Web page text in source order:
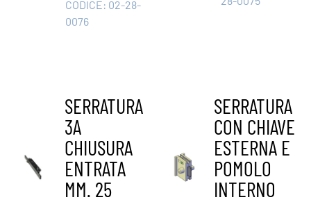
CODICE: 02-28-
0076
SERRATURA
3A
CHIUSURA
ENTRATA
MM. 25
SERRATURA
CON CHIAVE
ESTERNA E
POMOLO
INTERNO